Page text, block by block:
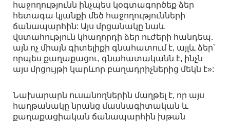
հաջողությունն ինչպես կօգտագործեք ձեր
հետագա կյանքի մեծ հաջողությունների
ճանապարհին: Այս մրցանակը նաև
վստահություն կհաղորդի ձեր ուժերի հանդեպ.
այն ոչ միայն գիտելիքի գնահատում է, այլև ձեր՝
որպես քաղաքացու, գնահատականն է, ինչն
այս մրցույթի կարևոր բաղադրիչներից մեկն է»:
Նախարարն ուսանողներին մաղթել է, որ այս
հաղթանակը նրանց մասնագիտական և
քաղաքացիական ճանապարհին խթան